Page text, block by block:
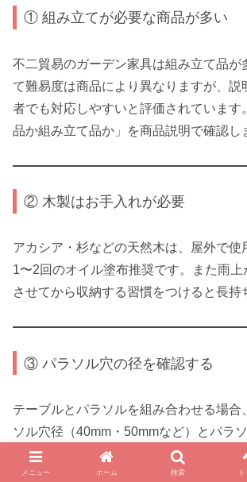
① 組み立てが必要な商品が多い
不二貿易のガーデン家具は組み立て品が
て難易度は商品により異なりますが、説
者でも対応しやすいと評価されています
品か組み立て品か」を商品説明で確認し
② 木製はお手入れが必要
アカシア・杉などの天然木は、屋外で使
1〜2回のオイル塗布推奨です。また雨上
させてから収納する習慣をつけると長持
③ パラソル穴の径を確認する
テーブルとパラソルを組み合わせる場合
ソル穴径（40mm・50mmなど）とパラ
っているか確認してから購入してくださ
メニュー ホーム 検索